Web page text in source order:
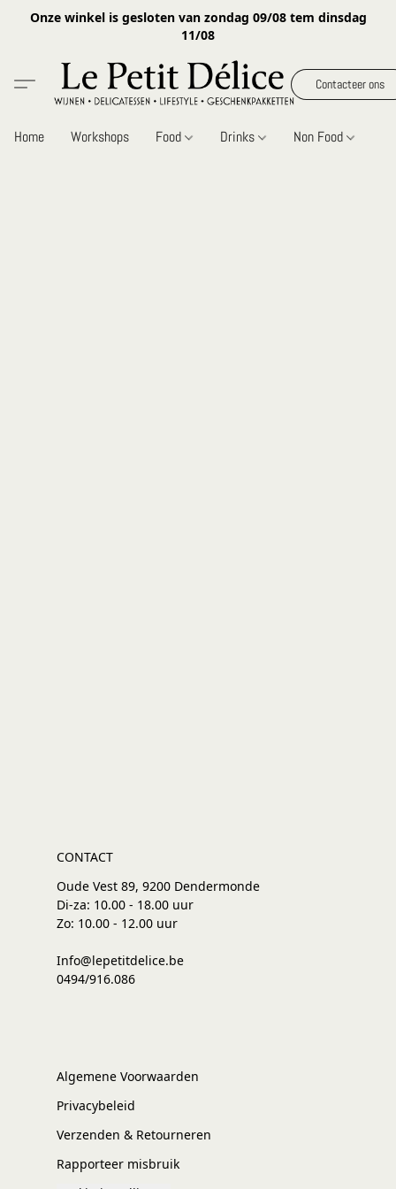
Onze winkel is gesloten van zondag 09/08 tem dinsdag
11/08
Contacteer ons
Home Workshops Food Drinks Non Food
CONTACT
Oude Vest 89, 9200 Dendermonde
Di-za: 10.00 - 18.00 uur
Zo: 10.00 - 12.00 uur
Info@lepetitdelice.be
0494/916.086
Algemene Voorwaarden
Privacybeleid
Verzenden & Retourneren
Rapporteer misbruik